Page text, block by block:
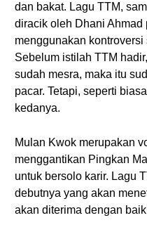
dan bakat. Lagu TTM,
diracik oleh Dhani Ahmad
menggunakan
Sebelum istilah TTM
sudah mesra, maka itu
pacar. Tetapi, seperti
kedanya.
Mulan Kwok merupakan
menggantikan Pingkan
untuk bersolo karir. Lagu
debutnya yang akan
akan diterima dengan